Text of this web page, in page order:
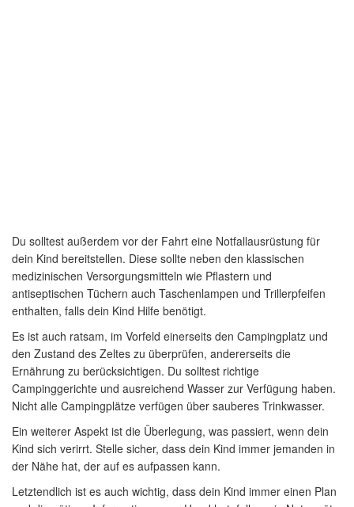
Du solltest außerdem vor der Fahrt eine Notfallausrüstung für
dein Kind bereitstellen. Diese sollte neben den klassischen
medizinischen Versorgungsmitteln wie Pflastern und
antiseptischen Tüchern auch Taschenlampen und Trillerpfeifen
enthalten, falls dein Kind Hilfe benötigt.
Es ist auch ratsam, im Vorfeld einerseits den Campingplatz und
den Zustand des Zeltes zu überprüfen, andererseits die
Ernährung zu berücksichtigen. Du solltest richtige
Campinggerichte und ausreichend Wasser zur Verfügung haben.
Nicht alle Campingplätze verfügen über sauberes Trinkwasser.
Ein weiterer Aspekt ist die Überlegung, was passiert, wenn dein
Kind sich verirrt. Stelle sicher, dass dein Kind immer jemanden in
der Nähe hat, der auf es aufpassen kann.
Letztendlich ist es auch wichtig, dass dein Kind immer einen Plan